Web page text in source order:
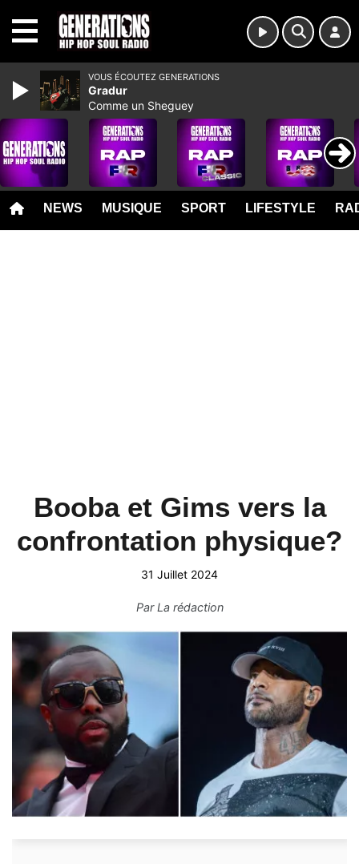
NEWS MUSIQUE SPORT LIFESTYLE
Booba et Gims vers la
confrontation physique?
31 Juillet 2024
ParLa rédaction
VOUS ÉCOUTEZ GENERATIONS
Gradur
Comme un Sheguey